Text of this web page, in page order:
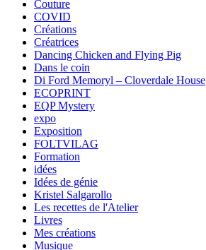
Couture
COVID
Créations
Créatrices
Dancing Chicken and Flying Pig
Dans le coin
Di Ford Memoryl – Cloverdale House
ECOPRINT
EQP Mystery
expo
Exposition
FOLTVILAG
Formation
idées
Idées de génie
Kristel Salgarollo
Les recettes de l'Atelier
Livres
Mes créations
Musique